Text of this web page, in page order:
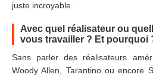
juste incroyable.
Avec quel réalisateur ou
vous travailler ? Et pourquoi
Sans parler des réalisateurs
Woody Allen, Tarantino ou encore